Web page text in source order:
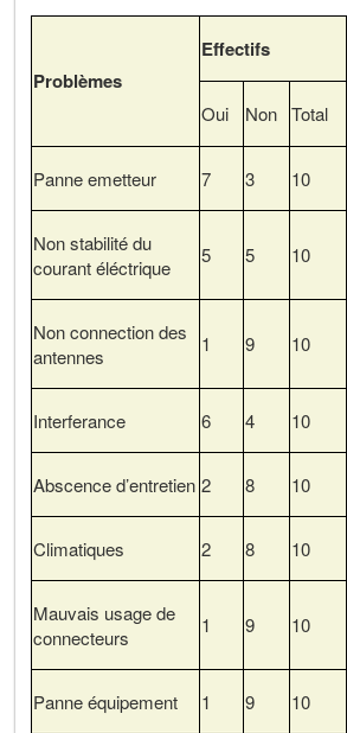
Problèmes
Effectifs
Oui Non Total
Panne emetteur 7 3 10
Non stabilité du
courant éléctrique
5 5 10
Non connection des
antennes
1 9 10
Interferance 6 4 10
Abscence d’entretien 2 8 10
Climatiques 2 8 10
Mauvais usage de
connecteurs
1 9 10
Panne équipement 1 9 10